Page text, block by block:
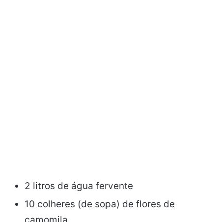
2 litros de água fervente
10 colheres (de sopa) de flores de
camomila